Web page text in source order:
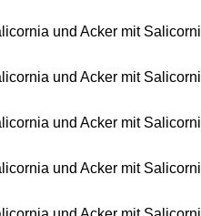
und Acker mit
und Acker mit
und Acker mit
und Acker mit